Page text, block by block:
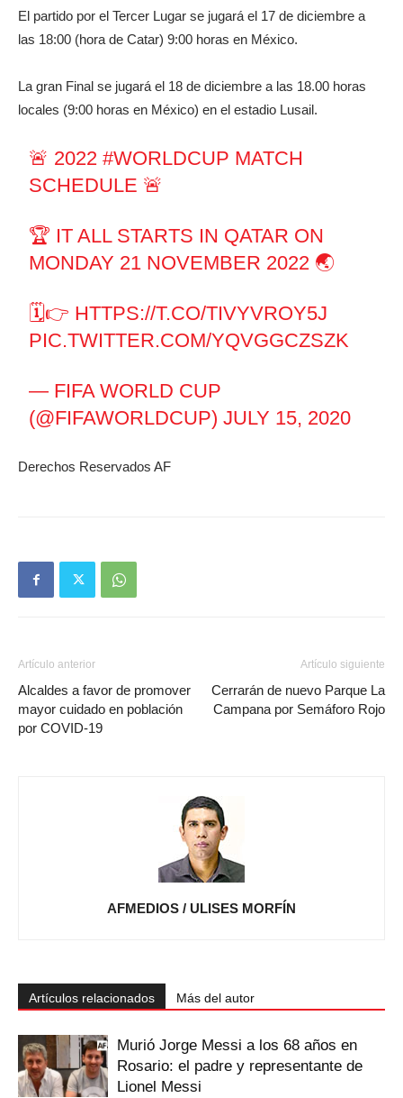
El partido por el Tercer Lugar se jugará el 17 de diciembre a
las 18:00 (hora de Catar) 9:00 horas en México.
La gran Final se jugará el 18 de diciembre a las 18.00 horas
locales (9:00 horas en México) en el estadio Lusail.
🚨 2022#WORLDCUP MATCH
SCHEDULE 🚨
🏆 IT ALL STARTS IN QATAR ON
MONDAY 21 NOVEMBER 2022 🌏
🗓️👉 HTTPS://T.CO/TIVYVROY5J
PIC.TWITTER.COM/YQVGGCZSZK
— FIFA WORLD CUP
(@FIFAWORLDCUP)JULY 15, 2020
Derechos Reservados AF
Artículo anterior
Alcaldes a favor de promover
mayor cuidado en población
por COVID-19
Artículo siguiente
Cerrarán de nuevo Parque La
Campana por Semáforo Rojo
AFMEDIOS / ULISES MORFÍN
Artículos relacionados Más del autor
Murió Jorge Messi a los 68 años en
Rosario: el padre y representante de
Lionel Messi